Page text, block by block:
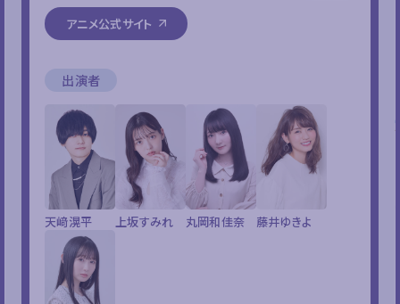
アニメ公式サイト
出演者
天﨑滉平 上坂すみれ 丸岡和佳奈 藤井ゆきよ